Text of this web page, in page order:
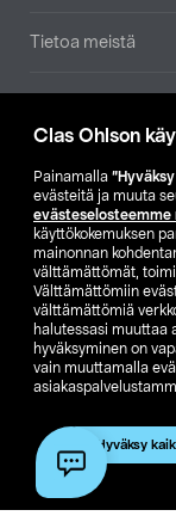
Clas Ohlson
Painamalla
evästeitä ja muuta
evästeselosteemme
käyttökokemuksen
mainonnan
välttämättömät,
Välttämättömiin
välttämättömiä
halutessasi muuttaa
hyväksyminen on
vain muuttamalla
Hyväksy
Tietoa meistä